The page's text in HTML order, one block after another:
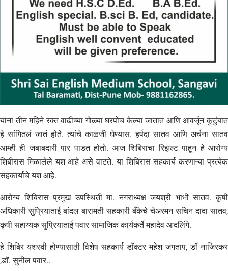
यांना तीन महिने रक्त वाढीच्या गोळ्या घरपोच केल्या जातात आणि आवर्जून कुटुंबात
हे सांगितलं जातं होते. त्यांचे काळजी घेण्यास. हर्षदा सातव आणि अर्चना सातव
आम्ही ही जबाबदारी पार पाडत होतो. आज शिबिराचा रिझल्ट पाहून हे आरोग्य
शिबीरास मिळालेले यश आहे असे वाटते. या शिबिरास सहकार्य करणाऱ्या प्रत्येक
सहकार्याचे यश आहे.
आरोग्य शिबिरास प्रमुख उपस्थिती मा. नगराध्यक्ष जयश्री भाभी सातव. कृषी
अधिकारी सुप्रियाताई बांदल बारामती सहकारी बँकेचे चेअरमन सचिन दादा सातव,
कृषी सहाय्यक सुप्रियाताई पवार सामाजिक कार्यकर्ते महादेव आदलिंगे.
हे शिबिर यशस्वी होण्यासाठी विशेष सहकार्य डॉक्टर महेश जगताप, डॉ नाजिरकर
,डॉ. सुनील पवार..